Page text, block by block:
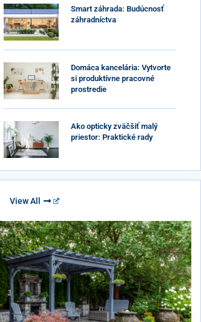
Smart záhrada: Budúcnosť
záhradníctva
Domáca kancelária: Vytvorte
si produktívne pracovné
prostredie
Ako opticky zväčšiť malý
priestor: Praktické rady
View All